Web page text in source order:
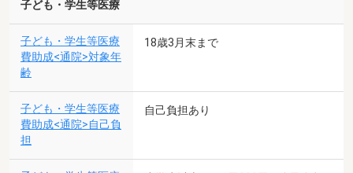
子ども・学生等医療
子ども・学生等医療
費助成<通院>対象年
齢
18歳3月末まで
子ども・学生等医療
費助成<通院>自己負
担
自己負担あり